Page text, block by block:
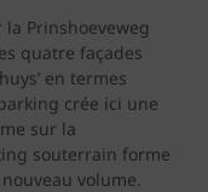
Prinshoeveweg
quatre façades
en termes
crée ici une
sur la
souterrain forme
volume.